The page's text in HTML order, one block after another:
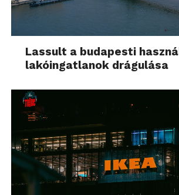
Lassult a budapesti
lakóingatlanok drágulása